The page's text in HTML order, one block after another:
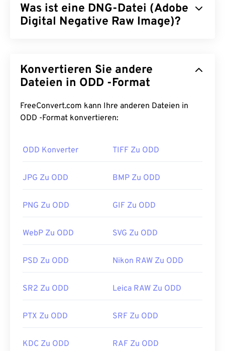
Was ist eine DNG-Datei (Adobe
Digital Negative Raw Image)?
Adobe entwickelt wurde, ist es nicht proprietär für
eine bestimmte Kamera, Software oder Plattform.
Standard für RAW-Formate digitaler Kameras.
Fotografen verwenden häufig das DNG-Format, um
problemlos in allen Bildbearbeitungsprogrammen
Creative Cloud. Eine Alternative zu Adobe-
und andere bearbeitbare Bildformate konvertiert.
Konvertierung von DNG zur Verfügung, darunter
Sie unter Windows
Zoner Photo Studio
Konvertieren Sie andere
Dateien in ODD -Format
FreeConvert.com kann Ihre anderen Dateien in
ODD -Format konvertieren:
ODD Konverter TIFF Zu ODD
JPG Zu ODD BMP Zu ODD
PNG Zu ODD GIF Zu ODD
WebP Zu ODD SVG Zu ODD
PSD Zu ODD Nikon RAW Zu ODD
SR2 Zu ODD Leica RAW Zu ODD
PTX Zu ODD SRF Zu ODD
KDC Zu ODD RAF Zu ODD